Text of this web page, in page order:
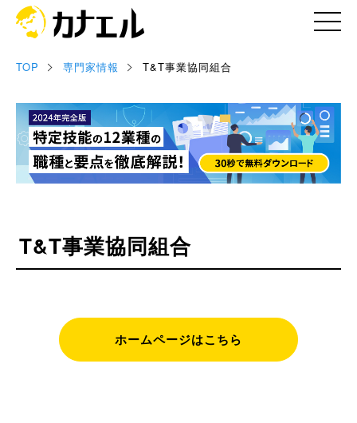
記事
お役立ち資料
セミナー情報
TOP 専門家情報 T&T事業協同組合
T&T事業協同組合
ホームページはこちら